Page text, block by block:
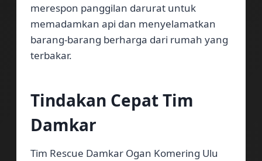
merespon panggilan darurat untuk
memadamkan api dan menyelamatkan
barang-barang berharga dari rumah yang
terbakar.
Tindakan Cepat Tim
Damkar
Tim Rescue Damkar Ogan Komering Ulu